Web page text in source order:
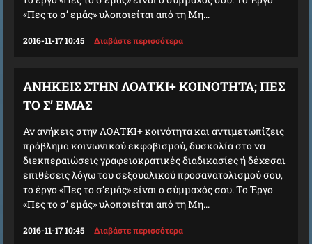
«Πες το σ’ εμάς» υλοποιείται από τη Μη...
2016-11-17 10:45 Διαβάστε περισσότερα
ΑΝΉΚΕΙΣ ΣΤΗΝ ΛΟΑΤΚΙ+ ΚΟΙΝΌΤΗΤΑ; ΠΕΣ
ΤΟ Σ’ ΕΜΆΣ
Αν ανήκεις στην ΛΟΑΤΚΙ+ κοινότητα και αντιμετωπίζεις
πρόβλημα κοινωνικού εκφοβισμού, δυσκολία στο να
διεκπεραιώσεις γραφειοκρατικές διαδικασίες ή δέχεσαι
επιθέσεις λόγω του σεξουαλικού προσανατολισμού σου,
το έργο «Πες το σ’εμάς» είναι ο σύμμαχός σου. Το Έργο
«Πες το σ’ εμάς» υλοποιείται από τη Μη...
2016-11-17 10:45 Διαβάστε περισσότερα